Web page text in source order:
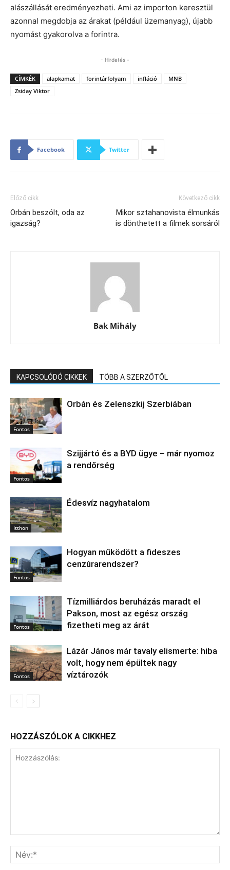
alászállását eredményezheti. Ami az importon keresztül
azonnal megdobja az árakat (például üzemanyag), újabb
nyomást gyakorolva a forintra.
- Hirdetés -
CÍMKÉK alapkamat forintárfolyam infláció
MNB
Zsiday Viktor
Facebook Twitter
Előző cikk
Orbán beszólt, oda az
igazság?
Következő cikk
Mikor sztahanovista élmunkás
is dönthetett a filmek sorsáról
Bak Mihály
KAPCSOLÓDÓ CIKKEK TÖBB A SZERZŐTŐL
Fontos
Orbán és Zelenszkij Szerbiában
Fontos
Szijjártó és a BYD ügye – már nyomoz
a rendőrség
Itthon
Édesvíz nagyhatalom
Fontos
Hogyan működött a fideszes
cenzúrarendszer?
Fontos
Tízmilliárdos beruházás maradt el
Pakson, most az egész ország
fizetheti meg az árát
Fontos
Lázár János már tavaly elismerte: hiba
volt, hogy nem épültek nagy
víztározók
HOZZÁSZÓLOK A CIKKHEZ